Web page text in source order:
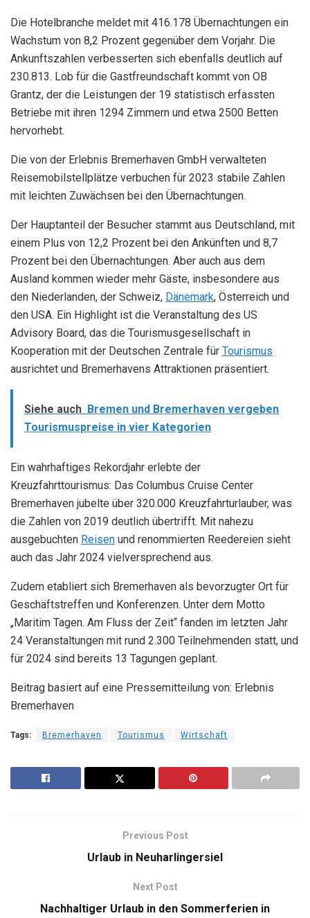
Die Hotelbranche meldet mit 416.178 Übernachtungen ein
Wachstum von 8,2 Prozent gegenüber dem Vorjahr. Die
Ankunftszahlen verbesserten sich ebenfalls deutlich auf
230.813. Lob für die Gastfreundschaft kommt von OB
Grantz, der die Leistungen der 19 statistisch erfassten
Betriebe mit ihren 1294 Zimmern und etwa 2500 Betten
hervorhebt.
Die von der Erlebnis Bremerhaven GmbH verwalteten
Reisemobilstellplätze verbuchen für 2023 stabile Zahlen
mit leichten Zuwächsen bei den Übernachtungen.
Der Hauptanteil der Besucher stammt aus Deutschland, mit
einem Plus von 12,2 Prozent bei den Ankünften und 8,7
Prozent bei den Übernachtungen. Aber auch aus dem
Ausland kommen wieder mehr Gäste, insbesondere aus
den Niederlanden, der Schweiz, Dänemark, Österreich und
den USA. Ein Highlight ist die Veranstaltung des US
Advisory Board, das die Tourismusgesellschaft in
Kooperation mit der Deutschen Zentrale für Tourismus
ausrichtet und Bremerhavens Attraktionen präsentiert.
Siehe auch Bremen und Bremerhaven vergeben
Tourismuspreise in vier Kategorien
Ein wahrhaftiges Rekordjahr erlebte der
Kreuzfahrttourismus: Das Columbus Cruise Center
Bremerhaven jubelte über 320.000 Kreuzfahrturlauber, was
die Zahlen von 2019 deutlich übertrifft. Mit nahezu
ausgebuchten Reisen und renommierten Reedereien sieht
auch das Jahr 2024 vielversprechend aus.
Zudem etabliert sich Bremerhaven als bevorzugter Ort für
Geschäftstreffen und Konferenzen. Unter dem Motto
„Maritim Tagen. Am Fluss der Zeit“ fanden im letzten Jahr
24 Veranstaltungen mit rund 2.300 Teilnehmenden statt, und
für 2024 sind bereits 13 Tagungen geplant.
Beitrag basiert auf eine Pressemitteilung von: Erlebnis
Bremerhaven
Tags: Bremerhaven Tourismus Wirtschaft
Previous Post
Urlaub in Neuharlingersiel
Next Post
Nachhaltiger Urlaub in den Sommerferien in